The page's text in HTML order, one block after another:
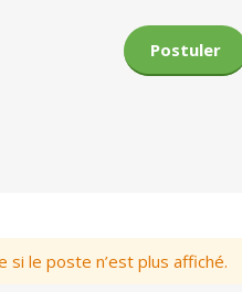
Postuler
le poste n’est plus affiché.